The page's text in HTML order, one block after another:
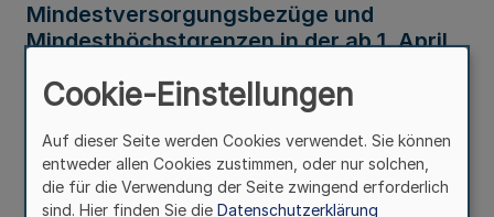
Mindestversorgungsbezüge und
Mindesthöchstgrenzen in der ab 1. April
Verwaltungsvorschrift
Cookie-Einstellungen
Auf dieser Seite werden Cookies verwendet. Sie können
entweder allen Cookies zustimmen, oder nur solchen,
die für die Verwendung der Seite zwingend erforderlich
sind. Hier finden Sie die Datenschutzerklärung